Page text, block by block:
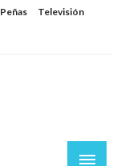
Peñas
Televisión